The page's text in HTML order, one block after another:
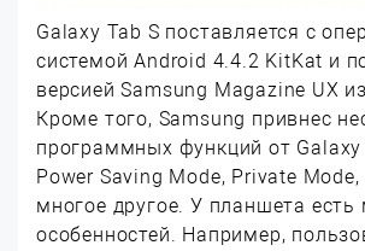
Galaxy Tab S поставляется с
системой Android 4.4.2 KitKat и
версией Samsung Magazine UX
Кроме того, Samsung привнес
программных функций от Galaxy
Power Saving Mode, Private
многое другое. У планшета есть
особенностей. Например,